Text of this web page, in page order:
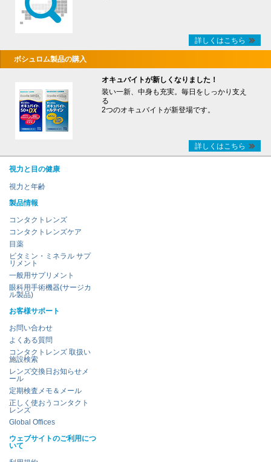
詳しくはこちら
ボシュロム製品の購入
オキュバイトが新しくなりました！
装い一新、中身も充実。毎日をしっかり支え
る
2つのオキュバイトが新登場です。
詳しくはこちら
視力と目の健康
視力と年齢
製品情報
コンタクトレンズ
コンタクトレンズケア
目薬
ビタミン・ミネラル サプ
リメント
一般用サプリメント
眼科用手術機器(サージカ
ル製品)
お客様サポート
お問い合わせ
よくある質問
コンタクトレンズ 取扱い
施設検索
レンズ交換日お知らせメ
ール
定期検査メモ＆メール
正しく使おうコンタクト
レンズ
Global Offices
ウェブサイトのご利用につ
いて